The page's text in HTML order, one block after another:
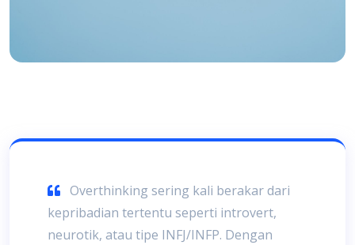
Overthinking sering kali berakar dari
kepribadian tertentu seperti introvert,
neurotik, atau tipe INFJ/INFP. Dengan